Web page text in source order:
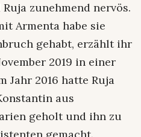
zunehmend nervös.
Armenta habe sie
gehabt, erzählt ihr
2019 in einer
Jahr 2016 hatte Ruja
aus
geholt und ihn zu